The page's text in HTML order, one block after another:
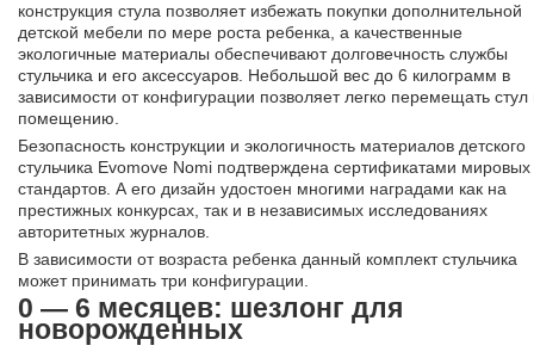
конструкция стула позволяет избежать покупки дополнительной
детской мебели по мере роста ребенка, а качественные
экологичные материалы обеспечивают долговечность службы
стульчика и его аксессуаров. Небольшой вес до 6 килограмм в
зависимости от конфигурации позволяет легко перемещать стул
помещению.
Безопасность конструкции и экологичность материалов детского
стульчика Evomove Nomi подтверждена сертификатами мировых
стандартов. А его дизайн удостоен многими наградами как на
престижных конкурсах, так и в независимых исследованиях
авторитетных журналов.
В зависимости от возраста ребенка данный комплект стульчика
может принимать три конфигурации.
0 — 6 месяцев: шезлонг для
новорожденных